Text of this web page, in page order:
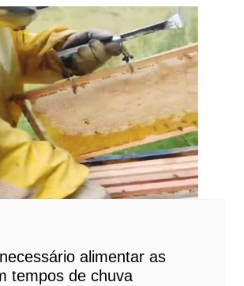
alimentar as
tempos de chuva